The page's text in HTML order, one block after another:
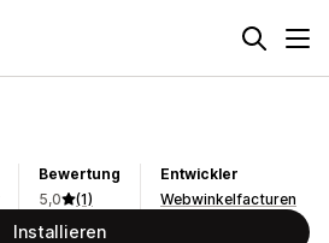
Bewertung
5,0
(1)
Entwickler
Webwinkelfacturen
Installieren